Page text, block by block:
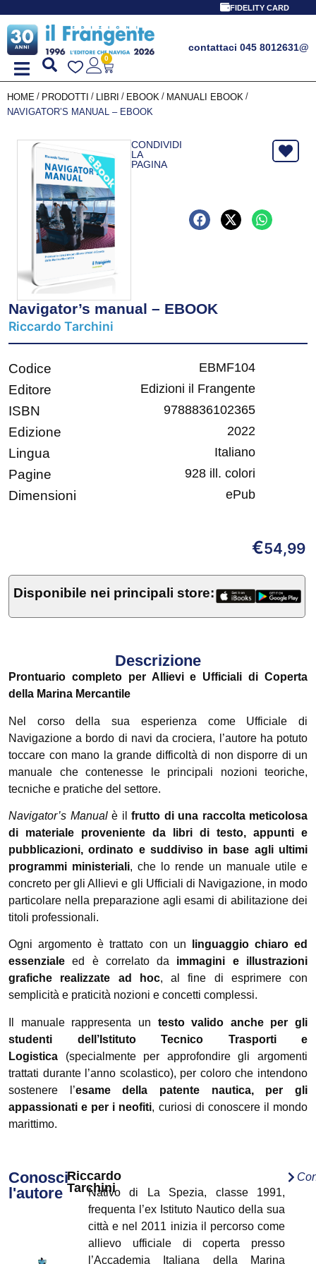
FIDELITY CARD
contattaci 045 8012631@
0
HOME / PRODOTTI / LIBRI / EBOOK / MANUALI EBOOK /
NAVIGATOR’S MANUAL – EBOOK
CONDIVIDI
LA
PAGINA
Navigator’s manual – EBOOK
Riccardo Tarchini
Codice EBMF104
Editore Edizioni il Frangente
ISBN 9788836102365
Edizione 2022
Lingua Italiano
Pagine 928 ill. colori
Dimensioni ePub
€54,99
Disponibile nei principali store:
Descrizione
Prontuario completo per Allievi e Ufficiali di Coperta
della Marina Mercantile
Nel corso della sua esperienza come Ufficiale di
Navigazione a bordo di navi da crociera, l’autore ha potuto
toccare con mano la grande difficoltà di non disporre di un
manuale che contenesse le principali nozioni teoriche,
tecniche e pratiche del settore.
Navigator’s Manualè il frutto di una raccolta meticolosa
di materiale proveniente da libri di testo, appunti e
pubblicazioni, ordinato e suddiviso in base agli ultimi
programmi ministeriali, che lo rende un manuale utile e
concreto per gli Allievi e gli Ufficiali di Navigazione, in modo
particolare nella preparazione agli esami di abilitazione dei
titoli professionali.
Ogni argomento è trattato con un linguaggio chiaro ed
essenziale ed è correlato da immagini e illustrazioni
grafiche realizzate ad hoc, al fine di esprimere con
semplicità e praticità nozioni e concetti complessi.
Il manuale rappresenta un testo valido anche per gli
studenti dell’Istituto Tecnico Trasporti e
Logistica (specialmente per approfondire gli argomenti
trattati durante l’anno scolastico), per coloro che intendono
sostenere l’esame della patente nautica, per gli
appassionati e per i neofiti, curiosi di conoscere il mondo
marittimo.
Conosci
l'autore
Riccardo
Tarchini
Nativo di La Spezia, classe 1991,
frequenta l’ex Istituto Nautico della sua
città e nel 2011 inizia il percorso come
allievo ufficiale di coperta presso
l’Accademia Italiana della Marina